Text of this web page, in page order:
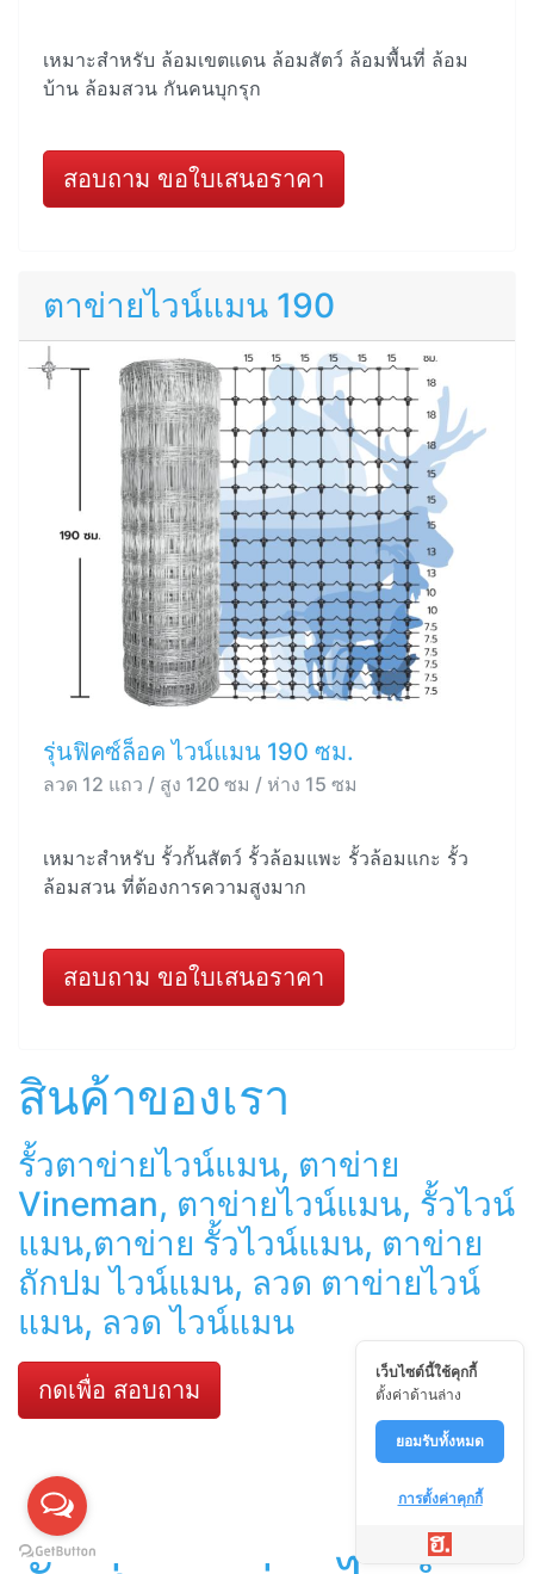
เหมาะสำหรับ ล้อมเขตแดน ล้อมสัตว์ ล้อมพื้นที่ ล้อม
บ้าน ล้อมสวน กันคนบุกรุก
สอบถาม ขอใบเสนอราคา
ตาข่ายไวน์แมน 190
รุ่นฟิคซ์ล็อค ไวน์แมน 190 ซม.
ลวด 12 แถว / สูง 120 ซม / ห่าง 15 ซม
เหมาะสำหรับ รั้วกั้นสัตว์ รั้วล้อมแพะ รั้วล้อมแกะ รั้ว
ล้อมสวน ที่ต้องการความสูงมาก
สอบถาม ขอใบเสนอราคา
สินค้าของเรา
รั้วตาข่ายไวน์แมน, ตาข่าย
Vineman, ตาข่ายไวน์แมน, รั้วไวน์
แมน,ตาข่าย รั้วไวน์แมน, ตาข่าย
ถักปม ไวน์แมน, ลวด ตาข่ายไวน์
แมน, ลวด ไวน์แมน
กดเพื่อ สอบถาม
เว็บไซต์นี้ใช้คุกกี้
ตั้งค่าด้านล่าง
ยอมรับทั้งหมด
การตั้งค่าคุกกี้